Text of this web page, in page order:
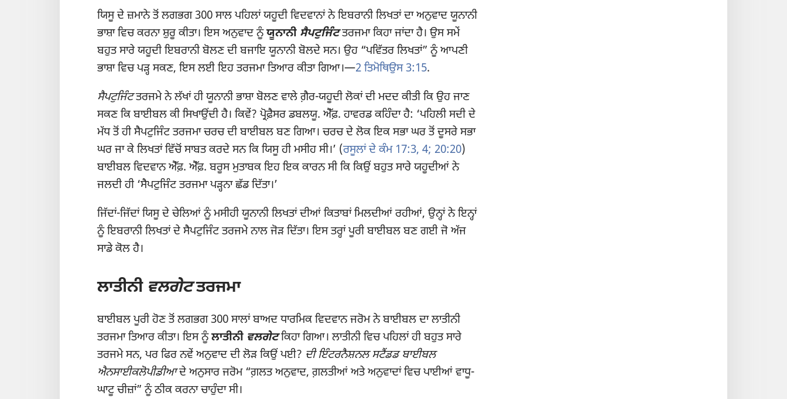
ਯਿਸੂ ਦੇ ਜ਼ਮਾਨੇ ਤੋਂ ਲਗਭਗ 300 ਸਾਲ ਪਹਿਲਾਂ ਯਹੂਦੀ ਵਿਦਵਾਨਾਂ ਨੇ ਇਬਰਾਨੀ ਲਿਖਤਾਂ ਦਾ ਅਨੁਵਾਦ ਯੂਨਾਨੀ
ਭਾਸ਼ਾ ਵਿਚ ਕਰਨਾ ਸ਼ੁਰੂ ਕੀਤਾ। ਇਸ ਅਨੁਵਾਦ ਨੂੰਯੂਨਾਨੀ ਸੈਪਟੁਜਿੰਟਤਰਜਮਾ ਕਿਹਾ ਜਾਂਦਾ ਹੈ। ਉਸ ਸਮੇਂ
ਬਹੁਤ ਸਾਰੇ ਯਹੂਦੀ ਇਬਰਾਨੀ ਬੋਲਣ ਦੀ ਬਜਾਇ ਯੂਨਾਨੀ ਬੋਲਦੇ ਸਨ। ਉਹ “ਪਵਿੱਤਰ ਲਿਖਤਾਂ” ਨੂੰ ਆਪਣੀ
ਭਾਸ਼ਾ ਵਿਚ ਪੜ੍ਹ ਸਕਣ, ਇਸ ਲਈ ਇਹ ਤਰਜਮਾ ਤਿਆਰ ਕੀਤਾ ਗਿਆ।​—2 ਤਿਮੋਥਿਉਸ 3:15.
ਸੈਪਟੁਜਿੰਟਤਰਜਮੇ ਨੇ ਲੱਖਾਂ ਹੀ ਯੂਨਾਨੀ ਭਾਸ਼ਾ ਬੋਲਣ ਵਾਲੇ ਗ਼ੈਰ-ਯਹੂਦੀ ਲੋਕਾਂ ਦੀ ਮਦਦ ਕੀਤੀ ਕਿ ਉਹ ਜਾਣ
ਸਕਣ ਕਿ ਬਾਈਬਲ ਕੀ ਸਿਖਾਉਂਦੀ ਹੈ। ਕਿਵੇਂ? ਪ੍ਰੋਫ਼ੈਸਰ ਡਬਲਯੂ. ਐੱਫ਼. ਹਾਵਰਡ ਕਹਿੰਦਾ ਹੈ: ‘ਪਹਿਲੀ ਸਦੀ ਦੇ
ਮੱਧ ਤੋਂ ਹੀ ਸੈਪਟੁਜਿੰਟ ਤਰਜਮਾ ਚਰਚ ਦੀ ਬਾਈਬਲ ਬਣ ਗਿਆ। ਚਰਚ ਦੇ ਲੋਕ ਇਕ ਸਭਾ ਘਰ ਤੋਂ ਦੂਸਰੇ ਸਭਾ
ਘਰ ਜਾ ਕੇ ਲਿਖਤਾਂ ਵਿੱਚੋਂ ਸਾਬਤ ਕਰਦੇ ਸਨ ਕਿ ਯਿਸੂ ਹੀ ਮਸੀਹ ਸੀ।’ (ਰਸੂਲਾਂ ਦੇ ਕੰਮ 17:3, 4; 20:20)
ਬਾਈਬਲ ਵਿਦਵਾਨ ਐੱਫ਼. ਐੱਫ਼. ਬਰੂਸ ਮੁਤਾਬਕ ਇਹ ਇਕ ਕਾਰਨ ਸੀ ਕਿ ਕਿਉਂ ਬਹੁਤ ਸਾਰੇ ਯਹੂਦੀਆਂ ਨੇ
ਜਲਦੀ ਹੀ ‘ਸੈਪਟੁਜਿੰਟ ਤਰਜਮਾ ਪੜ੍ਹਨਾ ਛੱਡ ਦਿੱਤਾ।’
ਜਿੱਦਾਂ-ਜਿੱਦਾਂ ਯਿਸੂ ਦੇ ਚੇਲਿਆਂ ਨੂੰ ਮਸੀਹੀ ਯੂਨਾਨੀ ਲਿਖਤਾਂ ਦੀਆਂ ਕਿਤਾਬਾਂ ਮਿਲਦੀਆਂ ਰਹੀਆਂ, ਉਨ੍ਹਾਂ ਨੇ ਇਨ੍ਹਾਂ
ਨੂੰ ਇਬਰਾਨੀ ਲਿਖਤਾਂ ਦੇ ਸੈਪਟੁਜਿੰਟ ਤਰਜਮੇ ਨਾਲ ਜੋੜ ਦਿੱਤਾ। ਇਸ ਤਰ੍ਹਾਂ ਪੂਰੀ ਬਾਈਬਲ ਬਣ ਗਈ ਜੋ ਅੱਜ
ਸਾਡੇ ਕੋਲ ਹੈ।
ਲਾਤੀਨੀ ਵਲਗੇਟਤਰਜਮਾ
ਬਾਈਬਲ ਪੂਰੀ ਹੋਣ ਤੋਂ ਲਗਭਗ 300 ਸਾਲਾਂ ਬਾਅਦ ਧਾਰਮਿਕ ਵਿਦਵਾਨ ਜਰੋਮ ਨੇ ਬਾਈਬਲ ਦਾ ਲਾਤੀਨੀ
ਤਰਜਮਾ ਤਿਆਰ ਕੀਤਾ। ਇਸ ਨੂੰਲਾਤੀਨੀ ਵਲਗੇਟਕਿਹਾ ਗਿਆ। ਲਾਤੀਨੀ ਵਿਚ ਪਹਿਲਾਂ ਹੀ ਬਹੁਤ ਸਾਰੇ
ਤਰਜਮੇ ਸਨ, ਪਰ ਫਿਰ ਨਵੇਂ ਅਨੁਵਾਦ ਦੀ ਲੋੜ ਕਿਉਂ ਪਈ? ਦੀ ਇੰਟਰਨੈਸ਼ਨਲ ਸਟੈਂਡਡ ਬਾਈਬਲ
ਐਨਸਾਈਕਲੋਪੀਡੀਆਦੇ ਅਨੁਸਾਰ ਜਰੋਮ “ਗ਼ਲਤ ਅਨੁਵਾਦ, ਗ਼ਲਤੀਆਂ ਅਤੇ ਅਨੁਵਾਦਾਂ ਵਿਚ ਪਾਈਆਂ ਵਾਧੂ-
ਘਾਟੂ ਚੀਜ਼ਾਂ” ਨੂੰ ਠੀਕ ਕਰਨਾ ਚਾਹੁੰਦਾ ਸੀ।